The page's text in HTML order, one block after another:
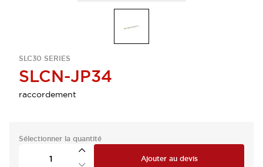
SLC30 SERIES
SLCN-JP34
raccordement
Sélectionner la quantité
Ajouter au devis